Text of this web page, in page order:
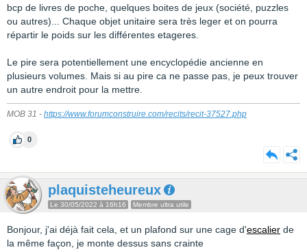
bcp de livres de poche, quelques boites de jeux (société, puzzles
ou autres)... Chaque objet unitaire sera très leger et on pourra
répartir le poids sur les différentes etageres.
Le pire sera potentiellement une encyclopédie ancienne en
plusieurs volumes. Mais si au pire ca ne passe pas, je peux trouver
un autre endroit pour la mettre.
MOB 31 - https://www.forumconstruire.com/recits/recit-37527.php
0
plaquisteheureux
Le 30/05/2022 à 16h16 Membre ultra utile
Bonjour, j'ai déjà fait cela, et un plafond sur une cage d'escalier de
la même façon, je monte dessus sans crainte